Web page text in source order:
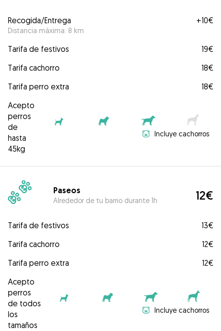
Recogida/Entrega
Distancia máxima: 8 km
+10€
Tarifa de festivos
19€
Tarifa cachorro
18€
Tarifa perro extra
18€
Acepto
perros
de
hasta
45kg
Incluye cachorros
Paseos
Alrededor de tu barrio durante 1h 12€
Tarifa de festivos
13€
Tarifa cachorro
12€
Tarifa perro extra
12€
Acepto
perros
de todos
los
tamaños
Incluye cachorros